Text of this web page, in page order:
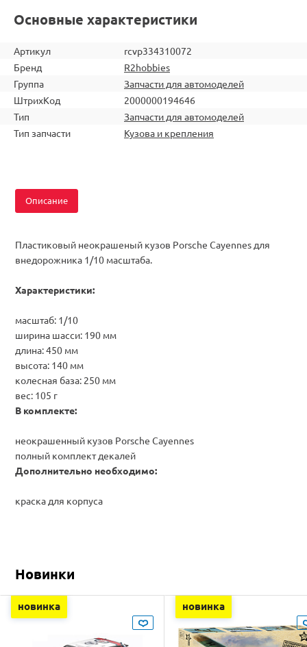
Основные характеристики
Артикул
rcvp334310072
Бренд
R2hobbies
Группа
Запчасти для автомоделей
ШтрихКод
2000000194646
Тип
Запчасти для автомоделей
Тип запчасти
Кузова и крепления
Описание
Пластиковый неокрашеный кузов Porsche Cayennes для
внедорожника 1/10 масштаба.
Характеристики:
масштаб: 1/10
ширина шасси: 190 мм
длина:450 мм
высота: 140 мм
колесная база: 250 мм
вес: 105 г
В комплекте:
неокрашенный кузов Porsche Cayennes
полный комплект декалей
Дополнительно необходимо:
краска для корпуса
Новинки
новинка новинка